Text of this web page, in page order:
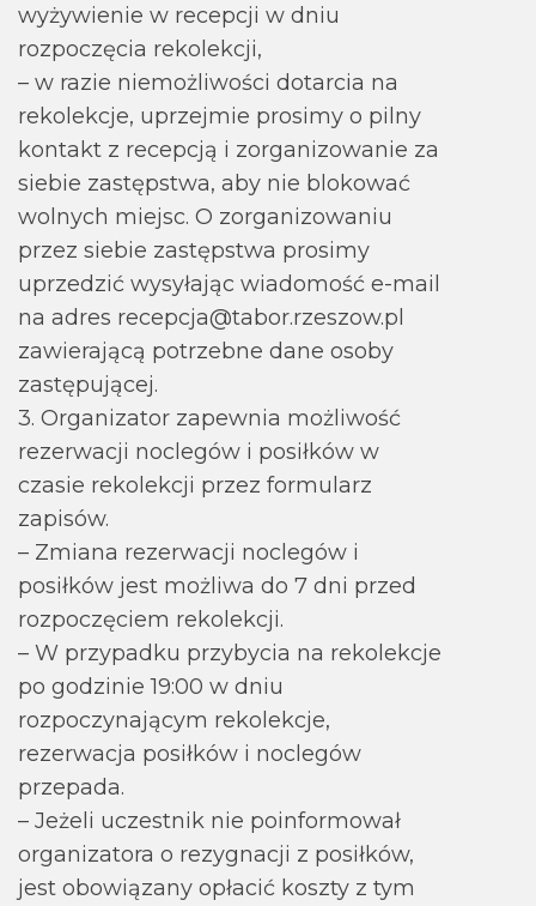
wyżywienie w recepcji w dniu
rozpoczęcia rekolekcji,
– w razie niemożliwości dotarcia na
rekolekcje, uprzejmie prosimy o pilny
kontakt z recepcją i zorganizowanie za
siebie zastępstwa, aby nie blokować
wolnych miejsc. O zorganizowaniu
przez siebie zastępstwa prosimy
uprzedzić wysyłając wiadomość e-mail
na adres recepcja@tabor.rzeszow.pl
zawierającą potrzebne dane osoby
zastępującej.
3. Organizator zapewnia możliwość
rezerwacji noclegów i posiłków w
czasie rekolekcji przez formularz
zapisów.
– Zmiana rezerwacji noclegów i
posiłków jest możliwa do 7 dni przed
rozpoczęciem rekolekcji.
– W przypadku przybycia na rekolekcje
po godzinie 19:00 w dniu
rozpoczynającym rekolekcje,
rezerwacja posiłków i noclegów
przepada.
– Jeżeli uczestnik nie poinformował
organizatora o rezygnacji z posiłków,
jest obowiązany opłacić koszty z tym